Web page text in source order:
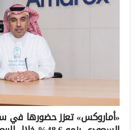
«أماروكس» تعزز حضورها في